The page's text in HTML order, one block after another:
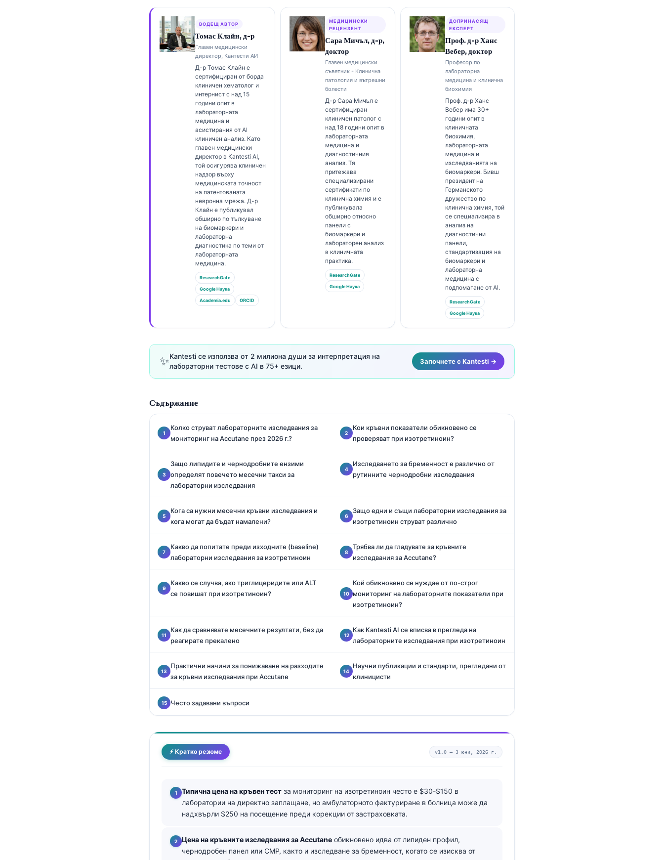
ВОДЕЩ АВТОР
Томас Клайн, д-р
Главен медицински
директор, Кантести АИ
Д-р Томас Клайн е
сертифициран от борда
клиничен хематолог и
интернист с над 15
години опит в
лабораторната
медицина и
асистирания от AI
клиничен анализ. Като
главен медицински
директор в Kantesti AI,
той осигурява клиничен
надзор върху
медицинската точност
на патентованата
невронна мрежа. Д-р
Клайн е публикувал
обширно по тълкуване
на биомаркери и
лабораторна
диагностика по теми от
лабораторната
медицина.
ResearchGate
Google Наука
Academia.edu ORCID
МЕДИЦИНСКИ
РЕЦЕНЗЕНТ
Сара Мичъл, д-р,
доктор
Главен медицински
съветник - Клинична
патология и вътрешни
болести
Д-р Сара Мичъл е
сертифициран
клиничен патолог с
над 18 години опит в
лабораторната
медицина и
диагностичния
анализ. Тя
притежава
специализирани
сертификати по
клинична химия и е
публикувала
обширно относно
панели с
биомаркери и
лабораторен анализ
в клиничната
практика.
ResearchGate
Google Наука
ДОПРИНАСЯЩ
ЕКСПЕРТ
Проф. д-р Ханс
Вебер, доктор
Професор по
лабораторна
медицина и клинична
биохимия
Проф. д-р Ханс
Вебер има 30+
години опит в
клиничната
биохимия,
лабораторната
медицина и
изследванията на
биомаркери. Бивш
президент на
Германското
дружество по
клинична химия, той
се специализира в
анализ на
диагностични
панели,
стандартизация на
биомаркери и
лабораторна
медицина с
подпомагане от AI.
ResearchGate
Google Наука
✨Kantesti се използва от 2 милиона души за интерпретация на
лабораторни тестове с AI в 75+ езици.
Започнете с Kantesti →
Съдържание
Колко струват лабораторните изследвания за
мониторинг на Accutane през 2026 г.?
Кои кръвни показатели обикновено се
проверяват при изотретиноин?
Защо липидите и чернодробните ензими
определят повечето месечни такси за
лабораторни изследвания
Изследването за бременност е различно от
рутинните чернодробни изследвания
Кога са нужни месечни кръвни изследвания и
кога могат да бъдат намалени?
Защо едни и същи лабораторни изследвания за
изотретиноин струват различно
Какво да попитате преди изходните (baseline)
лабораторни изследвания за изотретиноин
Трябва ли да гладувате за кръвните
изследвания за Accutane?
Какво се случва, ако триглицеридите или ALT
се повишат при изотретиноин?
Кой обикновено се нуждае от по-строг
мониторинг на лабораторните показатели при
изотретиноин?
Как да сравнявате месечните резултати, без да
реагирате прекалено
Как Kantesti AI се вписва в прегледа на
лабораторните изследвания при изотретиноин
Практични начини за понижаване на разходите
за кръвни изследвания при Accutane
Научни публикации и стандарти, прегледани от
клиницисти
Често задавани въпроси
⚡ Кратко резюме v1.0 — 3 юни, 2026 г.
Типична цена на кръвен тест за мониторинг на изотретиноин често е $30-$150 в
лаборатории на директно заплащане, но амбулаторното фактуриране в болница може да
надхвърли $250 на посещение преди корекции от застраховката.
Цена на кръвните изследвания за Accutane обикновено идва от липиден профил,
чернодробен панел или CMP, както и изследване за бременност, когато се изисква от